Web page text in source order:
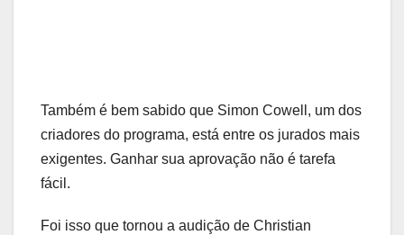
Também é bem sabido que Simon Cowell, um dos
criadores do programa, está entre os jurados mais
exigentes. Ganhar sua aprovação não é tarefa
fácil.
Foi isso que tornou a audição de Christian